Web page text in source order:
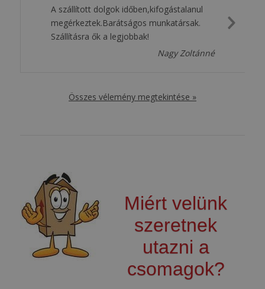
A szállított dolgok időben,kifogástalanul
megérkeztek.Barátságos munkatársak.
Szállításra ők a legjobbak!
Nagy Zoltánné
Összes vélemény megtekintése »
Miért velünk
szeretnek
utazni a
csomagok?